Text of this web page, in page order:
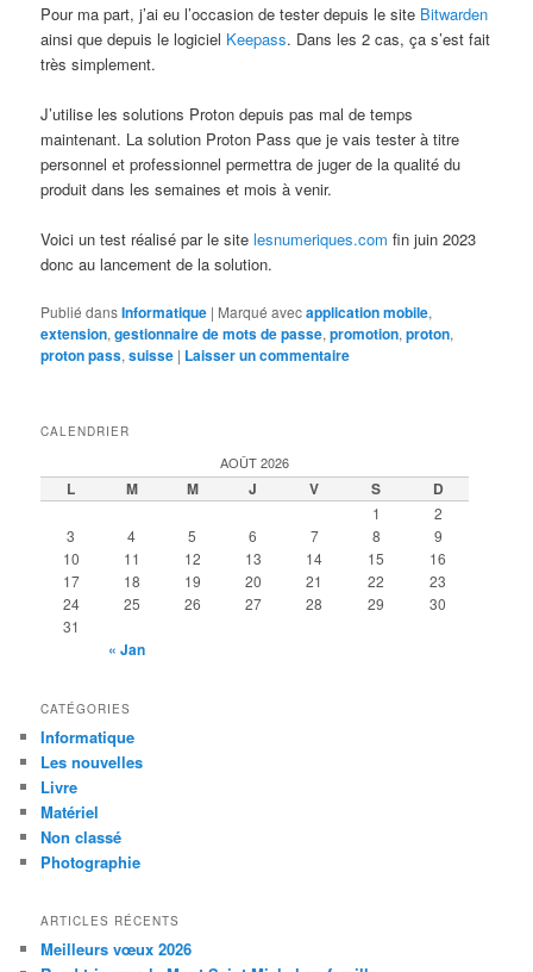
Pour ma part, j’ai eu l’occasion de tester depuis le site Bitwarden
ainsi que depuis le logiciel Keepass. Dans les 2 cas, ça s’est fait
très simplement.
J’utilise les solutions Proton depuis pas mal de temps
maintenant. La solution Proton Pass que je vais tester à titre
personnel et professionnel permettra de juger de la qualité du
produit dans les semaines et mois à venir.
Voici un test réalisé par le sitelesnumeriques.com fin juin 2023
donc au lancement de la solution.
Publié dansInformatique | Marqué avecapplication mobile,
extension,gestionnaire de mots de passe,promotion,proton,
proton pass,suisse | Laisser un commentaire
CALENDRIER
AOÛT 2026
L M M J V S D
1
2
3
4 5 6 7 8
9
10
11 12 13 14 15
16
17
18 19 20 21 22
23
24
25 26 27 28 29
30
31
« Jan
CATÉGORIES
Informatique
Les nouvelles
Livre
Matériel
Non classé
Photographie
ARTICLES RÉCENTS
Meilleurs vœux 2026